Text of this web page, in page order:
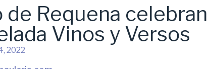
de Requena celebran
Vinos y Versos
2022